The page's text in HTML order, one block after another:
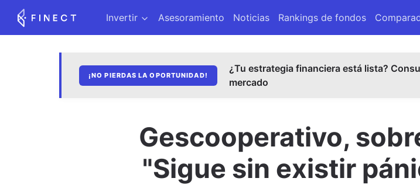
Invertir Asesoramiento Noticias Rankings de fondos
¡NO PIERDAS LA OPORTUNIDAD!
¿Tu estrategia financiera está lista?
mercado
Gescooperativo,
"Sigue sin existir